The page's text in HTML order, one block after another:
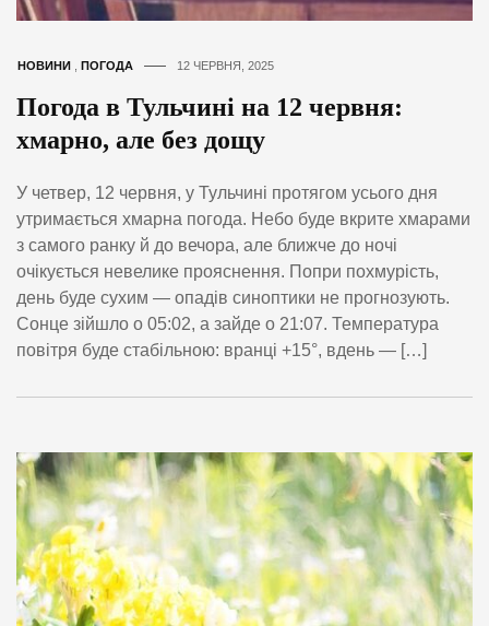
НОВИНИ ПОГОДА 12 ЧЕРВНЯ, 2025
Погода в Тульчині на 12 червня:
хмарно, але без дощу
У четвер, 12 червня, у Тульчині протягом усього дня
утримається хмарна погода. Небо буде вкрите хмарами
з самого ранку й до вечора, але ближче до ночі
очікується невелике прояснення. Попри похмурість,
день буде сухим — опадів синоптики не прогнозують.
Сонце зійшло о 05:02, а зайде о 21:07. Температура
повітря буде стабільною: вранці +15°, вдень — […]